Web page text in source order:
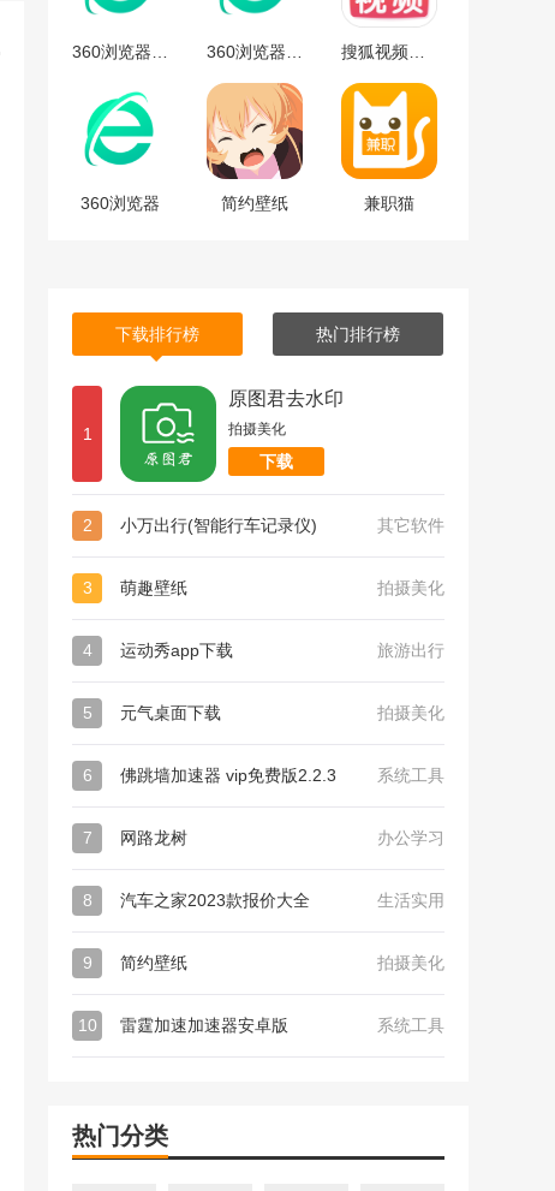
360浏览器 简约壁纸 兼职猫
下载排行榜 热门排行榜
1
原图君去水印
拍摄美化
下载
2 小万出行(智能行车记录仪) 其它软件
3 萌趣壁纸 拍摄美化
4 运动秀app下载 旅游出行
5 元气桌面下载 拍摄美化
6 佛跳墙加速器 vip免费版2.2.3 系统工具
7 网路龙树 办公学习
8 汽车之家2023款报价大全 生活实用
9 简约壁纸 拍摄美化
10 雷霆加速加速器安卓版 系统工具
热门分类